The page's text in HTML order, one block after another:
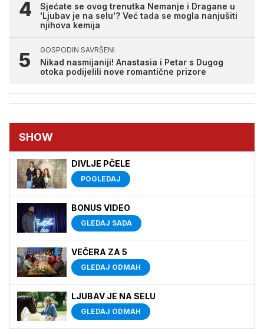
Sjećate se ovog trenutka Nemanje i Dragane u
'Ljubav je na selu'? Već tada se mogla nanjušiti
njihova kemija
GOSPODIN SAVRŠENI
Nikad nasmijaniji! Anastasia i Petar s Dugog
otoka podijelili nove romantične prizore
SHOW
DIVLJE PČELE
POGLEDAJ
BONUS VIDEO
GLEDAJ SADA
VEČERA ZA 5
GLEDAJ ODMAH
LJUBAV JE NA SELU
GLEDAJ ODMAH